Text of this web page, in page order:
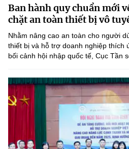
Sở Khoa học và Công nghệ
Chuyển đổi số
Bưu chính, Viễn thông
Tiêu chuẩn, đo lường, chất
Năng lượng nguyên tử
Tin tổng hợp
Văn bản QPPL
Văn bản chỉ đạo điều hành
Lấy ý kiến người dân về dự
MST IOFFICE
THỐNG KÊ
Khoa học và Công nghệ
Đổi mới sáng tạo
Chuyển đổi số
Bưu chính, Viễn thông
Multimedia
THƯ ĐIỆN TỬ
Khác
Infographic
Ban hành quy chuẩn mới
chặt an toàn thiết bị vô
Nhằm nâng cao an toàn cho người
thiết bị và hỗ trợ doanh nghiệp thích
bối cảnh hội nhập quốc tế, Cục Tần